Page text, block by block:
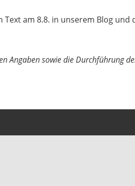
am 8.8. in unserem Blog
Angaben sowie die Durchführung